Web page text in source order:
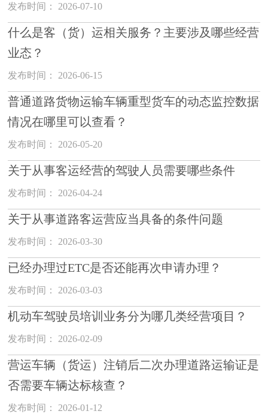
发布时间： 2026-07-10
什么是客（货）运相关服务？主要涉及哪些经营
业态？
发布时间： 2026-06-15
普通道路货物运输车辆重型货车的动态监控数据
情况在哪里可以查看？
发布时间： 2026-05-20
关于从事客运经营的驾驶人员需要哪些条件
发布时间： 2026-04-24
关于从事道路客运营应当具备的条件问题
发布时间： 2026-03-30
已经办理过ETC是否还能再次申请办理？
发布时间： 2026-03-03
机动车驾驶员培训业务分为哪几类经营项目？
发布时间： 2026-02-09
营运车辆（货运）注销后二次办理道路运输证是
否需要车辆达标核查？
发布时间： 2026-01-12